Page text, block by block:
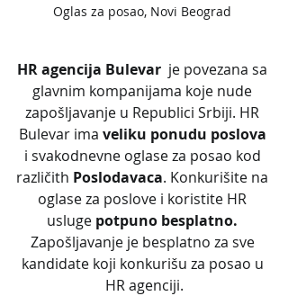
Oglas za posao, Novi Beograd
HR agencija Bulevar
  je povezana sa
glavnim kompanijama koje nude
zapošljavanje u Republici Srbiji. HR
Bulevar ima veliku ponudu poslova
i svakodnevne oglase za posao kod
različith Poslodavaca. Konkurišite na
oglase za poslove i koristite HR
usluge potpuno besplatno.
Zapošljavanje je besplatno za sve
kandidate koji konkurišu za posao u
HR agenciji.